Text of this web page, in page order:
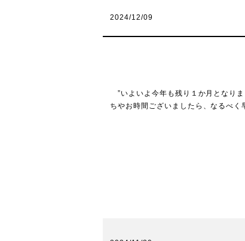
2024/12/09
”いよいよ今年も残り１か月となり
ちやお時間ございましたら、なるべ